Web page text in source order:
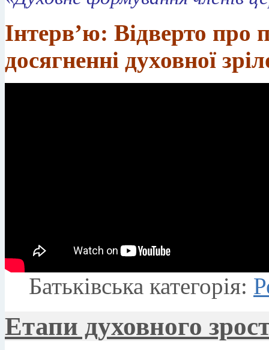
Інтерв’ю: Відверто про
досягненні духовної
Батьківська категорія:
Етапи духовного